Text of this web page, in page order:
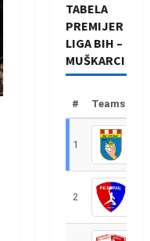
TABELA
PREMIJER
LIGA BIH –
MUŠKARCI
# Teams
1
2